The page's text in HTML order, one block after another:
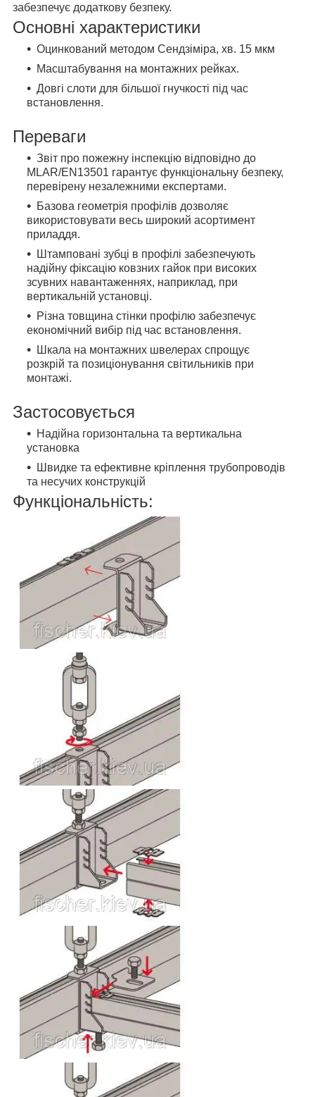
забезпечує додаткову безпеку.
Основні характеристики
Оцинкований методом Сендзіміра, хв. 15 мкм
Масштабування на монтажних рейках.
Довгі слоти для більшої гнучкості під час
встановлення.
Переваги
Звіт про пожежну інспекцію відповідно до
MLAR/EN13501 гарантує функціональну безпеку,
перевірену незалежними експертами.
Базова геометрія профілів дозволяє
використовувати весь широкий асортимент
приладдя.
Штамповані зубці в профілі забезпечують
надійну фіксацію ковзних гайок при високих
зсувних навантаженнях, наприклад, при
вертикальній установці.
Різна товщина стінки профілю забезпечує
економічний вибір під час встановлення.
Шкала на монтажних швелерах спрощує
розкрій та позиціонування світильників при
монтажі.
Застосовується
Надійна горизонтальна та вертикальна
установка
Швидке та ефективне кріплення трубопроводів
та несучих конструкцій
Функціональність: